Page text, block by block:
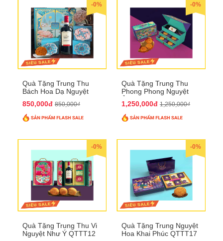
-0%
Quà Tặng Trung Thu
Bách Hoa Dạ Nguyệt
850,000đ 850,000₫
-0%
Quà Tặng Trung Thu
Phong Phong Nguyệt
1,250,000đ 1,250,000₫
-0%
Quà Tặng Trung Thu Vi
Nguyệt Như Ý QTTT12
-0%
Quà Tặng Trung Nguyệt
Hoa Khai Phúc QTTT17